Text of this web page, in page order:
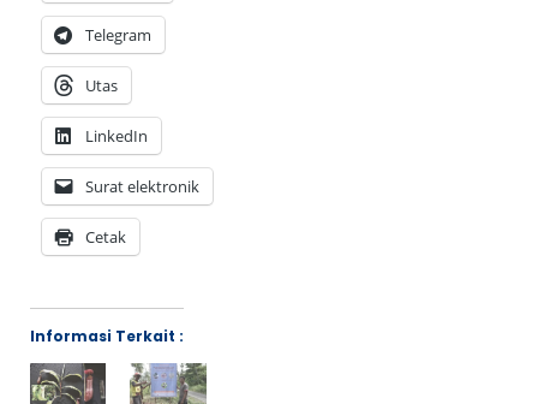
Telegram
Utas
LinkedIn
Surat elektronik
Cetak
Informasi Terkait :